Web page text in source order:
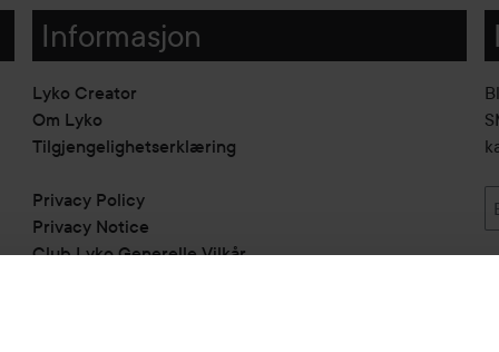
Informasjon
Lyko Creator
Om Lyko
Tilgjengelighetserklæring
Privacy Policy
Privacy Notice
Club Lyko Generelle Vilkår